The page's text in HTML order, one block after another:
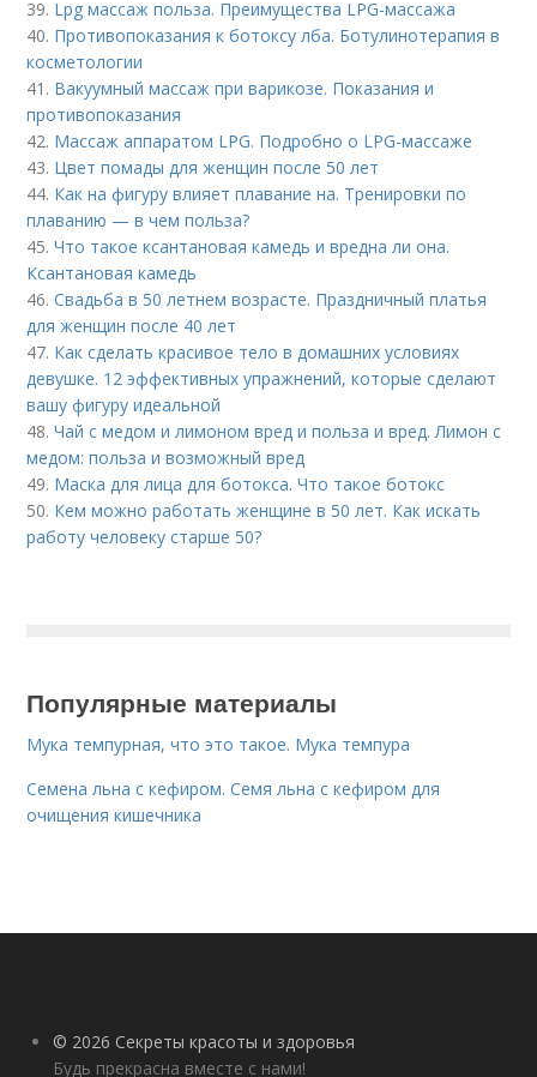
39. Lpg массаж польза. Преимущества LPG-массажа
40. Противопоказания к ботоксу лба. Ботулинотерапия в
косметологии
41. Вакуумный массаж при варикозе. Показания и
противопоказания
42. Массаж аппаратом LPG. Подробно о LPG-массаже
43. Цвет помады для женщин после 50 лет
44. Как на фигуру влияет плавание на. Тренировки по
плаванию — в чем польза?
45.Что такое ксантановая камедь и вредна ли она.
Ксантановая камедь
46.Свадьба в 50 летнем возрасте. Праздничный платья
для женщин после 40 лет
47. Как сделать красивое тело в домашних условиях
девушке. 12 эффективных упражнений, которые сделают
вашу фигуру идеальной
48.Чай с медом и лимоном вред и польза и вред. Лимон с
медом: польза и возможный вред
49. Маска для лица для ботокса. Что такое ботокс
50. Кем можно работать женщине в 50 лет. Как искать
работу человеку старше 50?
Популярные материалы
Мука темпурная, что это такое. Мука темпура
Семена льна с кефиром. Семя льна с кефиром для
очищения кишечника
© 2026 Секреты красоты и здоровья
Будь прекрасна вместе с нами!